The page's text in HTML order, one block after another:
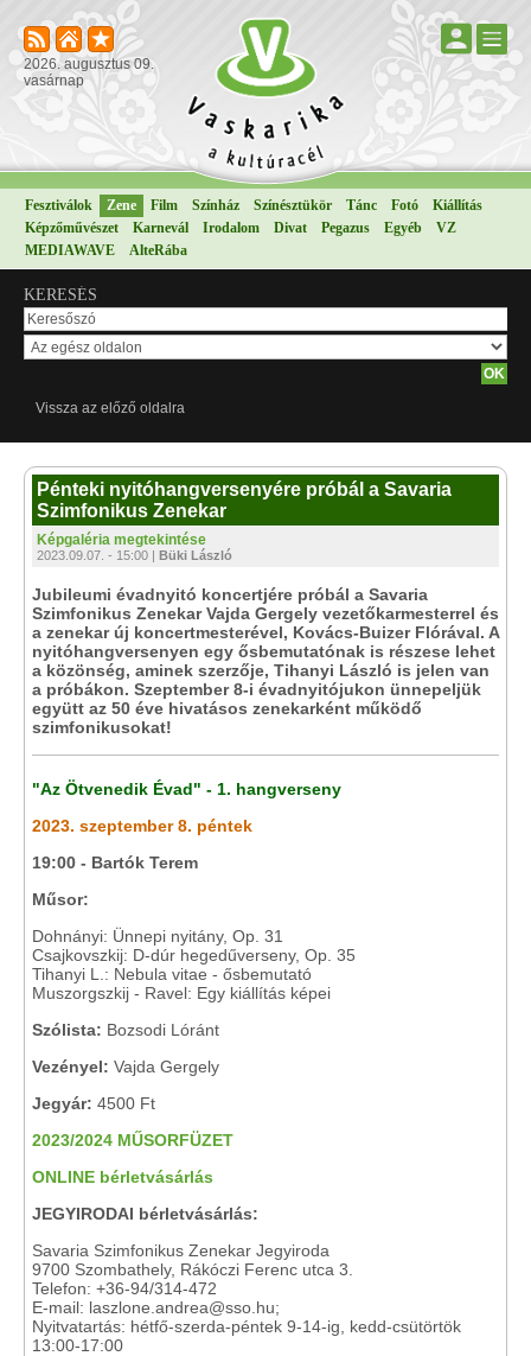
2026. augusztus 09.
vasárnap
Fesztiválok Zene Film Színház Színésztükör Tánc Fotó
Kiállítás
Képzőművészet
Karnevál Irodalom Divat Pegazus Egyéb
VZ
MEDIAWAVE
AlteRába
KERESÉS
Vissza az előző oldalra
Pénteki nyitóhangversenyére próbál a Savaria
Szimfonikus Zenekar
Képgaléria megtekintése
2023.09.07. - 15:00 | Büki László
Jubileumi évadnyitó koncertjére próbál a Savaria
Szimfonikus Zenekar Vajda Gergely vezetőkarmesterrel és
a zenekar új koncertmesterével, Kovács-Buizer Flórával. A
nyitóhangversenyen egy ősbemutatónak is részese lehet
a közönség, aminek szerzője, Tihanyi László is jelen van
a próbákon. Szeptember 8-i évadnyitójukon ünnepeljük
együtt az 50 éve hivatásos zenekarként működő
szimfonikusokat!
"Az Ötvenedik Évad" - 1. hangverseny
2023. szeptember 8. péntek
19:00 - Bartók Terem
Műsor:
Dohnányi: Ünnepi nyitány, Op. 31
Csajkovszkij: D-dúr hegedűverseny, Op. 35
Tihanyi L.: Nebula vitae - ősbemutató
Muszorgszkij - Ravel: Egy kiállítás képei
Szólista: Bozsodi Lóránt
Vezényel: Vajda Gergely
Jegyár: 4500 Ft
2023/2024 MŰSORFÜZET
ONLINE bérletvásárlás
JEGYIRODAI bérletvásárlás:
Savaria Szimfonikus Zenekar Jegyiroda
9700 Szombathely, Rákóczi Ferenc utca 3.
Telefon: +36-94/314-472
E-mail: laszlone.andrea@sso.hu;
Nyitvatartás: hétfő-szerda-péntek 9-14-ig, kedd-csütörtök
13:00-17:00